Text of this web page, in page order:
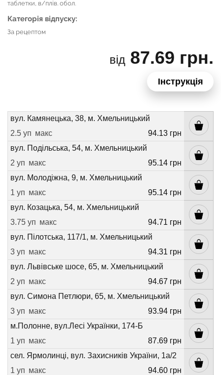
таблетки, в/плів. обол.
Категорія відпуску:
За рецептом
від 87.69 грн.
Інструкція
вул. Камянецька, 38, м. Хмельницький
2.5 уп макс
94.13 грн
вул. Подільська, 54, м. Хмельницький
2 уп макс
95.14 грн
вул. Молодіжна, 9, м. Хмельницький
1 уп макс
95.14 грн
вул. Козацька, 54, м. Хмельницький
3.75 уп макс
94.71 грн
вул. Пілотська, 117/1, м. Хмельницький
3 уп макс
94.31 грн
вул. Львівське шосе, 65, м. Хмельницький
2 уп макс
94.67 грн
вул. Симона Петлюри, 65, м. Хмельницький
3 уп макс
93.94 грн
м.Полонне, вул.Лесі Українки, 174-Б
1 уп макс
87.69 грн
сел. Ярмолинці, вул. Захисників України, 1а/2
1 уп макс
94.60 грн